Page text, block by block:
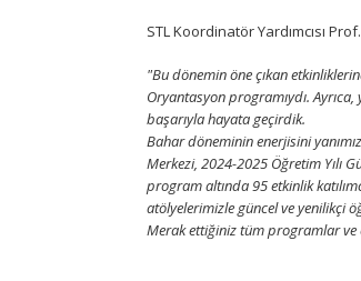
STL Koordinatör Yardımcısı
"Bu dönemin öne çıkan
Oryantasyon programıydı.
başarıyla hayata geçirdik.
Bahar döneminin enerjisini
Merkezi, 2024-2025 Öğretim Yılı
program altında 95 etkinlik
atölyelerimizle güncel ve yenilikçi
Merak ettiğiniz tüm programlar ve